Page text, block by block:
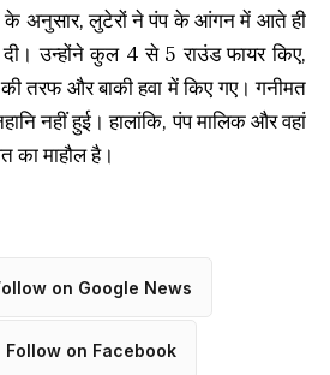
के अनुसार, लुटेरों ने पंप के आंगन में आते ही
उन्होंने कुल 4 से 5 राउंड फायर किए,
तरफ और बाकी हवा में किए गए। गनीमत
नहीं हुई। हालांकि, पंप मालिक और वहां
का माहौल है।
on Google News
Follow on Facebook